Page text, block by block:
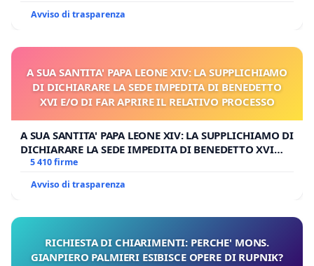
Avviso di trasparenza
A SUA SANTITA' PAPA LEONE XIV: LA SUPPLICHIAMO
DI DICHIARARE LA SEDE IMPEDITA DI BENEDETTO
XVI E/O DI FAR APRIRE IL RELATIVO PROCESSO
A SUA SANTITA' PAPA LEONE XIV: LA SUPPLICHIAMO DI
DICHIARARE LA SEDE IMPEDITA DI BENEDETTO XVI
E/O DI FAR APRIRE IL RELATIVO PROCESSO
5 410 firme
Avviso di trasparenza
RICHIESTA DI CHIARIMENTI: PERCHE' MONS.
GIANPIERO PALMIERI ESIBISCE OPERE DI RUPNIK?